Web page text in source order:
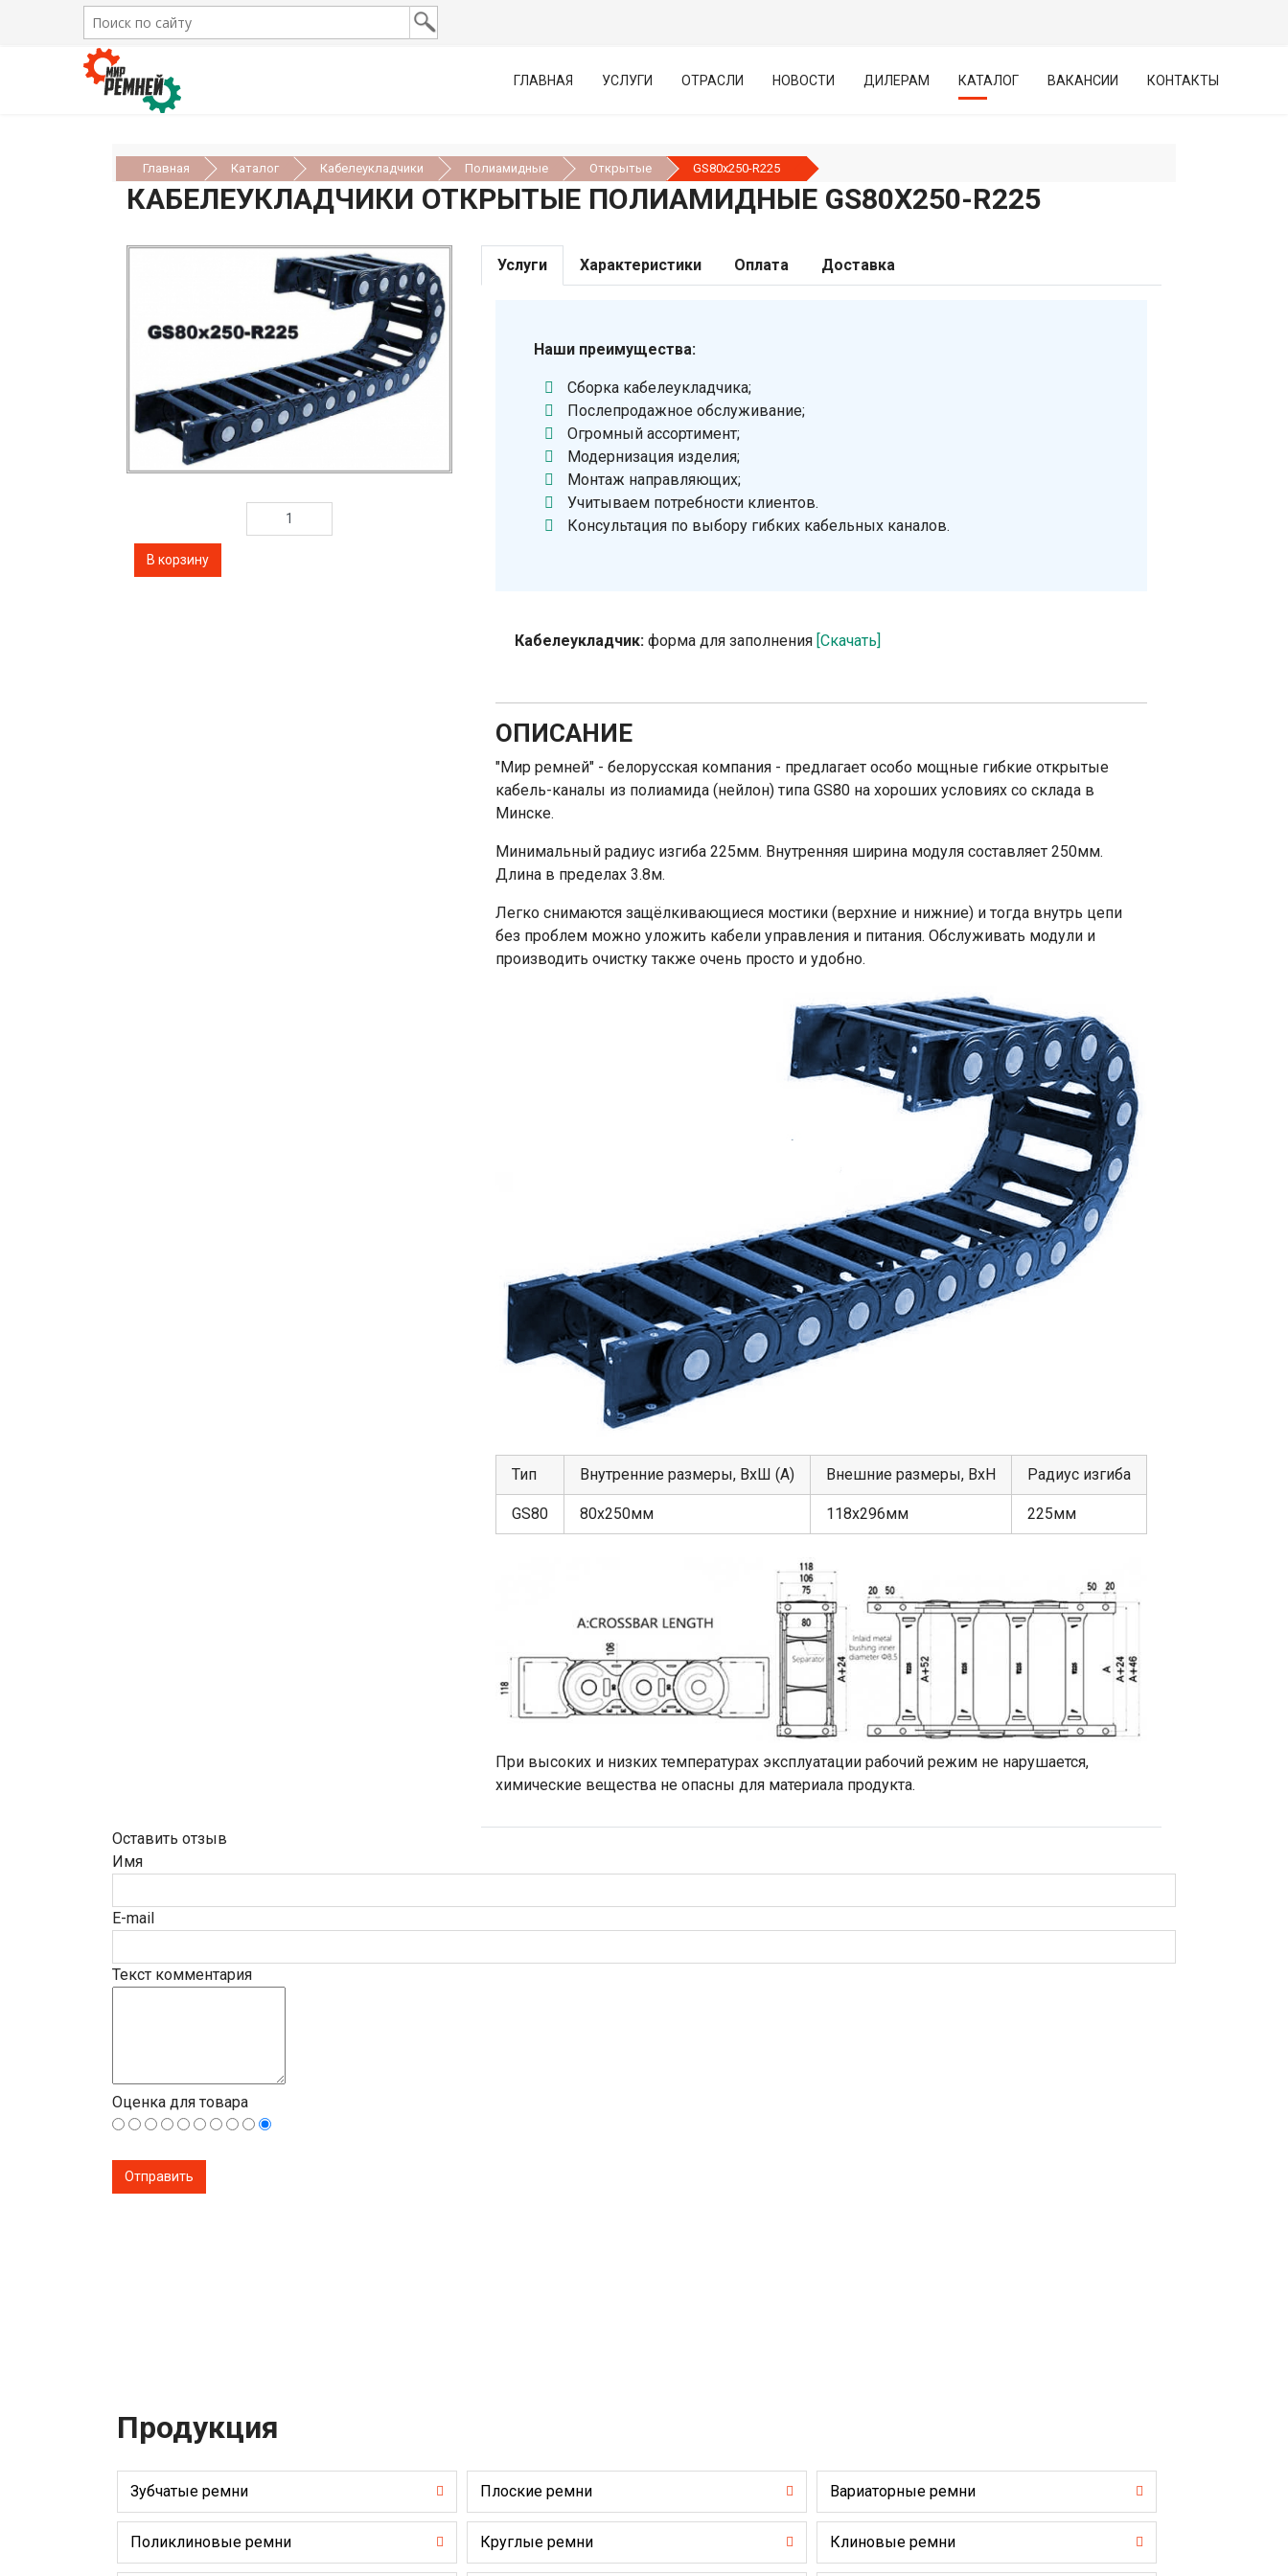
ГЛАВНАЯ УСЛУГИ ОТРАСЛИ НОВОСТИ ДИЛЕРАМ КАТАЛОГ ВАКАНСИИ КОНТАКТЫ
Главная Каталог Кабелеукладчики Полиамидные Открытые GS80х250-R225
КАБЕЛЕУКЛАДЧИКИ ОТКРЫТЫЕ ПОЛИАМИДНЫЕ GS80Х250-R225
Услуги Характеристики Оплата Доставка
Наши преимущества:
Сборка кабелеукладчика;
Послепродажное обслуживание;
Огромный ассортимент;
Модернизация изделия;
Монтаж направляющих;
Учитываем потребности клиентов.
Консультация по выбору гибких кабельных каналов.
Кабелеукладчик: форма для заполнения [Скачать]
ОПИСАНИЕ
"Мир ремней" - белорусская компания - предлагает особо мощные гибкие открытые
кабель-каналы из полиамида (нейлон) типа GS80 на хороших условиях со склада в
Минске.
Минимальный радиус изгиба 225мм. Внутренняя ширина модуля составляет 250мм.
Длина в пределах 3.8м.
Легко снимаются защёлкивающиеся мостики (верхние и нижние) и тогда внутрь цепи
без проблем можно уложить кабели управления и питания. Обслуживать модули и
производить очистку также очень просто и удобно.
Тип Внутренние размеры, ВхШ (А) Внешние размеры, ВхН Радиус изгиба
GS80 80х250мм 118х296мм 225мм
При высоких и низких температурах эксплуатации рабочий режим не нарушается,
химические вещества не опасны для материала продукта.
Оставить отзыв
Имя
E-mail
Текст комментария
Оценка для товара
Продукция
Зубчатые ремни Плоские ремни Вариаторные ремни
Поликлиновые ремни Круглые ремни Клиновые ремни